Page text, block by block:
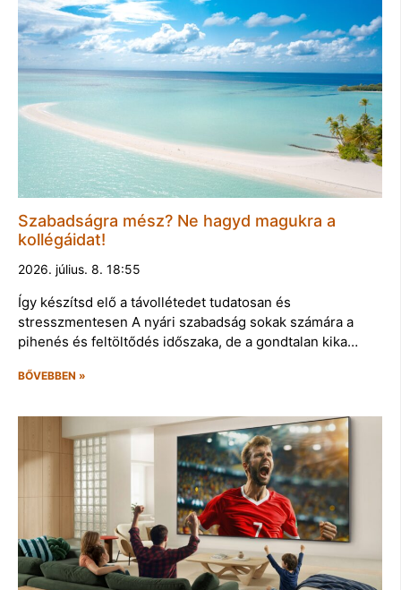
Szabadságra mész? Ne hagyd magukra a
kollégáidat!
2026. július. 8. 18:55
Így készítsd elő a távollétedet tudatosan és
stresszmentesen A nyári szabadság sokak számára a
pihenés és feltöltődés időszaka, de a gondtalan kika…
BŐVEBBEN »